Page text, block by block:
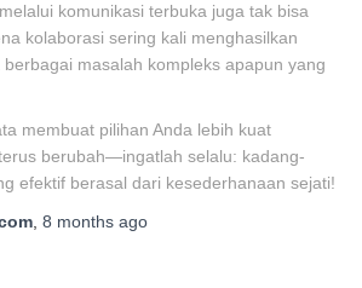
komunikasi terbuka juga tak bisa
kolaborasi sering kali menghasilkan
masalah kompleks apapun yang
membuat pilihan Anda lebih kuat
berubah—ingatlah selalu: kadang-
efektif berasal dari kesederhanaan sejati!
8 months ago